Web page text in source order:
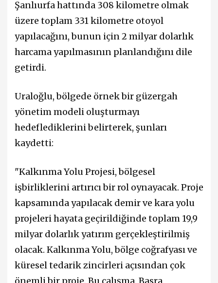
Şanlıurfa hattında 308 kilometre olmak
üzere toplam 331 kilometre otoyol
yapılacağını, bunun için 2 milyar dolarlık
harcama yapılmasının planlandığını dile
getirdi.
Uraloğlu, bölgede örnek bir güzergah
yönetim modeli oluşturmayı
hedeflediklerini belirterek, şunları
kaydetti:
"Kalkınma Yolu Projesi, bölgesel
işbirliklerini artırıcı bir rol oynayacak. Proje
kapsamında yapılacak demir ve kara yolu
projeleri hayata geçirildiğinde toplam 19,9
milyar dolarlık yatırım gerçekleştirilmiş
olacak. Kalkınma Yolu, bölge coğrafyası ve
küresel tedarik zincirleri açısından çok